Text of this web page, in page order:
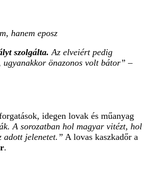
hanem eposz
szolgálta. Az elveiért pedig
önazonos volt bátor” –
idegen lovak és műanyag
A sorozatban hol magyar vitézt, hol
adott jelenetet.” A lovas kaszkadőr a
.